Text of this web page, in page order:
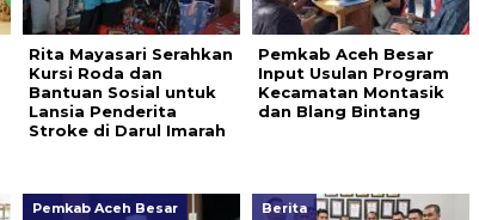
Rita Mayasari Serahkan
Kursi Roda dan
Bantuan Sosial untuk
Lansia Penderita
Stroke di Darul Imarah
Pemkab Aceh Besar
Input Usulan Program
Kecamatan Montasik
dan Blang Bintang
Pemkab Aceh Besar Berita